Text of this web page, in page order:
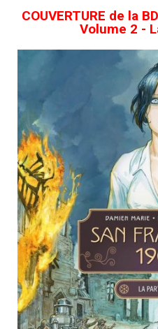
COUVERTURE de la
Volume 2 -